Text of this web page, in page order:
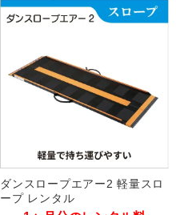
ダンスロープエアー2 軽量スロ
ープ レンタル